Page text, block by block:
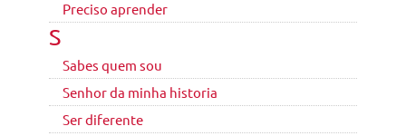
Preciso aprender
S
Sabes quem sou
Senhor da minha historia
Ser diferente